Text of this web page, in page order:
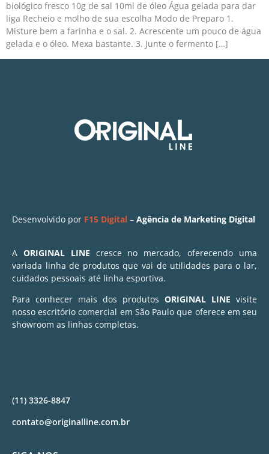
biológico fresco 10g de sal 10ml de óleo Água gelada para dar
liga Recheio e molho de sua escolha Modo de Preparo 1.
Misture bem a farinha e o sal. 2. Acrescente um pouco de água
gelada e o óleo. Mexa bastante. 3. Junte o fermento […]
Desenvolvido por F15 Digital – Agência de Marketing Digital
A ORIGINAL LINE cresce no mercado, oferecendo uma
variada linha de produtos que vai de utilidades para o lar,
cuidados pessoais até linha esportiva.
Para conhecer mais dos produtos ORIGINAL LINE visite
nosso escritório comercial em São Paulo que oferece em seu
showroom as linhas completas.
(11) 3326-8847
contato@originalline.com.br